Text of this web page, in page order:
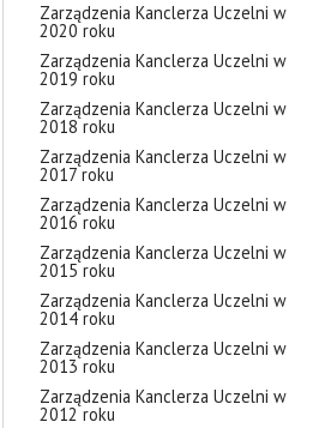
Zarządzenia Kanclerza Uczelni w
2020 roku
Zarządzenia Kanclerza Uczelni w
2019 roku
Zarządzenia Kanclerza Uczelni w
2018 roku
Zarządzenia Kanclerza Uczelni w
2017 roku
Zarządzenia Kanclerza Uczelni w
2016 roku
Zarządzenia Kanclerza Uczelni w
2015 roku
Zarządzenia Kanclerza Uczelni w
2014 roku
Zarządzenia Kanclerza Uczelni w
2013 roku
Zarządzenia Kanclerza Uczelni w
2012 roku